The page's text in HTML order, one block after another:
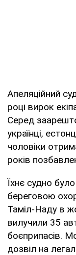
Апеляційний
році вирок
Серед
українці,
чоловіки
років
Їхнє судно
береговою
Таміл-Наду в
вилучили 35
боєприпасів.
дозвіл на